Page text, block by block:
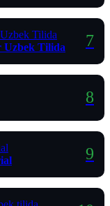
Uzbek Tilida